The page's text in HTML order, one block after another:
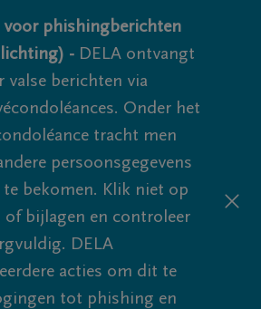
voor phishingberichten
- DELA ontvangt
valse berichten via
Onder het
tracht men
persoonsgegevens
bekomen. Klik niet op
of bijlagen en controleer
DELA
acties om dit te
tot phishing en